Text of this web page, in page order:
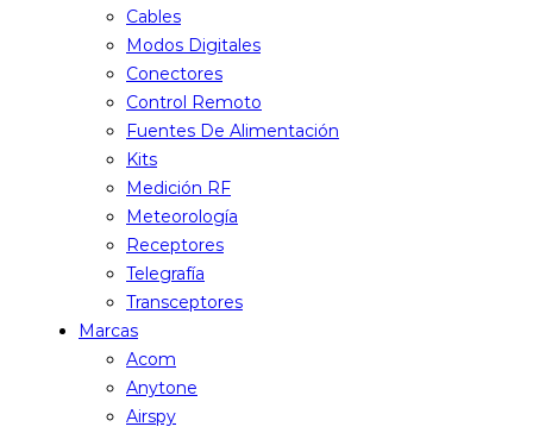
Cables
Modos Digitales
Conectores
Control Remoto
Fuentes De Alimentación
Kits
Medición RF
Meteorología
Receptores
Telegrafía
Transceptores
Marcas
Acom
Anytone
Airspy